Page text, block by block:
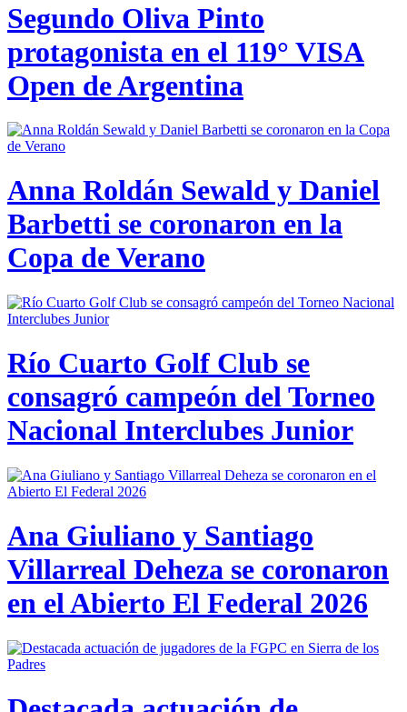
Segundo Oliva Pinto
protagonista en el 119° VISA
Open de Argentina
Anna Roldán Sewald y Daniel
Barbetti se coronaron en la
Copa de Verano
Río Cuarto Golf Club se
consagró campeón del Torneo
Nacional Interclubes Junior
Ana Giuliano y Santiago
Villarreal Deheza se coronaron
en el Abierto El Federal 2026